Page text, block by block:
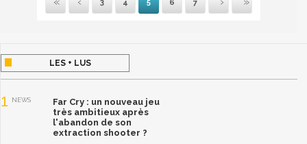
Première
Précédente
3 4 5 6 7
Suivante
Dernière
LES + LUS
1 NEWS
Far Cry : un nouveau jeu
très ambitieux après
l'abandon de son
extraction shooter ?